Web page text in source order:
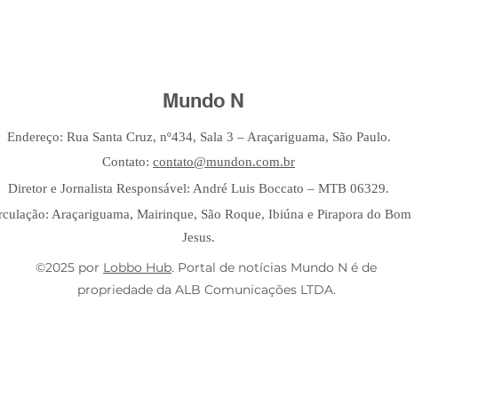
Mundo N
Endereço: Rua Santa Cruz, nº434, Sala 3 – Araçariguama, São Paulo.
Contato: contato@mundon.com.br
Diretor e Jornalista Responsável: André Luis Boccato – MTB 06329.
Araçariguama, Mairinque, São Roque, Ibiúna e Pirapora do Bom
Jesus.
©2025 por Lobbo Hub. Portal de notícias Mundo N é de
propriedade da ALB Comunicações LTDA.